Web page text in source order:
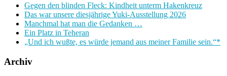
Gegen den blinden Fleck: Kindheit unterm Hakenkreuz
Das war unsere diesjährige Yuki-Ausstellung 2026
Manchmal hat man die Gedanken …
Ein Platz in Teheran
„Und ich wußte, es würde jemand aus meiner Familie sein.“*
Archiv